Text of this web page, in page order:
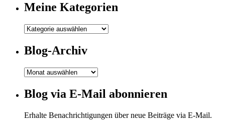
Meine Kategorien
Meine
Blog-Archiv
Blog-
Blog via E-Mail abonnieren
Erhalte Benachrichtigungen über neue Beiträge via E-Mail.